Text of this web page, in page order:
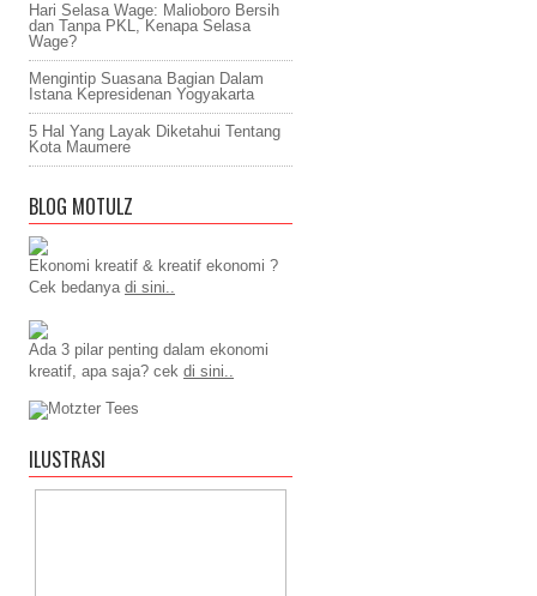
Hari Selasa Wage: Malioboro Bersih
dan Tanpa PKL, Kenapa Selasa
Wage?
Mengintip Suasana Bagian Dalam
Istana Kepresidenan Yogyakarta
5 Hal Yang Layak Diketahui Tentang
Kota Maumere
BLOG MOTULZ
Ekonomi kreatif & kreatif ekonomi ?
Cek bedanya di sini..
Ada 3 pilar penting dalam ekonomi
kreatif, apa saja? cek di sini..
ILUSTRASI